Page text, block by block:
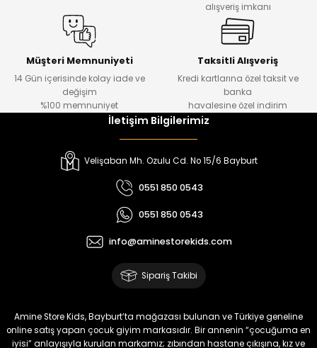
Urban Kız Çocuk Süveterli Tunik Gömlek Navi Kız Çocuk Kot Pantolon
₺ 650
Melra Kız Çocuk Kot Pantolon
%15
Tivon Kız Çocuk 3’lü Takım
₺ 2.340
Koren Kız Çocuk ve Bebek Tayt
₺ 320
₺ 250
Yeni
Koren Kız Çocuk ve Bebek Tayt
₺ 320
₺ 250
alışveriş imkanı
Müşteri Memnuniyeti
14 Gün içerisinde kolay iade ve
değişim
%100 memnuniyet
Taksitli Alışveriş
Kredi kartlarına özel taksit ve
banka
havalesine özel indirim
İletişim Bilgilerimiz
Velişaban Mh. Ozulu Cd. No 15/6 Bayburt
0551 850 0543
0551 850 0543
info@aminestorekids.com
Sipariş Takibi
Amine Store Kids, Bayburt’ta mağazası bulunan ve Türkiye geneline
online satış yapan çocuk giyim markasıdır. Bir annenin “çocuğuma en
iyisi” anlayışıyla kurulan markamız; zıbından hastane çıkışına, kız ve